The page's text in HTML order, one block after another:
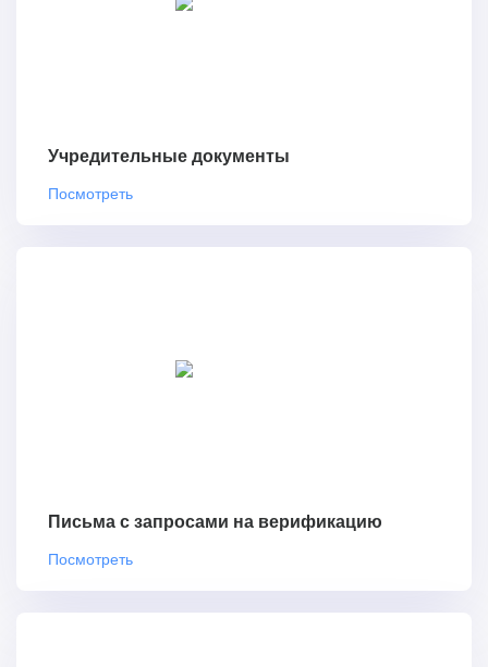
Учредительные документы
Посмотреть
Письма с запросами на верификацию
Посмотреть